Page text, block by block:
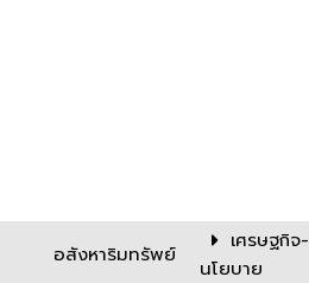
อสังหาริมทรัพย์
เศรษฐกิจ-
นโยบาย